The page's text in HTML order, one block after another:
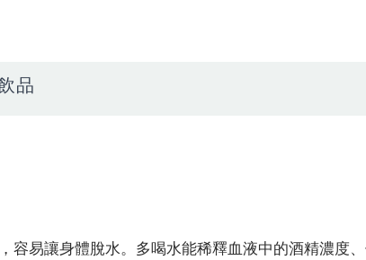
品
容易讓身體脫水。多喝水能稀釋血液中的酒精濃度